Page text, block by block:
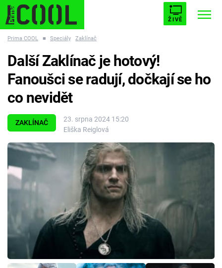
ŽIVĚ
ESCAPE PLNEJ KOTEL AVENGERS 5
Témata
Filmy
Seriály
Hry
Cool Esport
Pořady
Prima COOL ■ Speciály Zaklínač
ZAKLÍNAČ
23. srpna 2024 15:20
Eliška Reiglová
Další Zaklínač je hotový!
Fanoušci se radují, dočkají se ho
co nevidět